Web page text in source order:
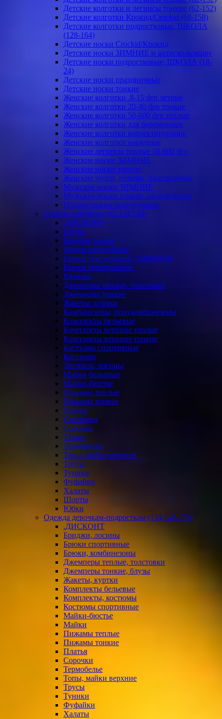
Детские колготки и легинсы тонкие (62-152)
Детские колготки Крокид/Crockid (68-158)
Детские колготки подростковые, ШКОЛА
(128-164)
Детские носки Crockid/Крокид
Детские носки ЗИМНИЕ и антискользящие
Детские носки подростковые, ШКОЛА (18-
24)
Детские носки праздничные
Детские носки тонкие
Женские колготки .8-15 den летние
Женские колготки 20-40 den тонкие
Женские колготки 50-600 den теплые
Женские колготки для беременных
Женские колготки корректирующие
Женские колготки нарядные
Женские легинсы теплые 50-600 den
Женские носки ЗИМНИЕ
Женские носки тонкие
Женские чулки, гольфы, подследники
Мужские носки ЗИМНИЕ
Мужские носки тонкие, подследники
Подростковые подследники
Одежда девочкам (92-134,140)
.ДИСКОНТ
Блузы
Бриджи, капри
Брюки спортивные
Брюки текстильные, ДЖИНСЫ
Брюки трикотажные
Вязанка
Джемперы теплые, толстовки
Джемперы тонкие
Жакеты, куртки
Комбинезоны, полукомбинезоны
Комплекты бельевые
Комплекты верхние теплые
Комплекты верхние тонкие
Костюмы спортивные
Костюмы
Легинсы, лосины
Майки бельевые
Майки-бюстье
Пижамы теплые
Пижамы тонкие
Платья
Сарафаны
Сорочки
Тапки
Термобелье
Топы, майки верхние
Трусы
Туники
Фуфайки
Халаты
Шорты
Юбки
Одежда девочкам-подросткам (134,140-170)
.ДИСКОНТ
Бриджи, лосины
Брюки спортивные
Брюки, комбинезоны
Джемперы теплые, толстовки
Джемперы тонкие, блузы
Жакеты, куртки
Комплекты бельевые
Комплекты, костюмы
Костюмы спортивные
Майки-бюстье
Майки
Пижамы теплые
Пижамы тонкие
Платья
Сорочки
Термобелье
Топы, майки верхние
Трусы
Туники
Фуфайки
Халаты